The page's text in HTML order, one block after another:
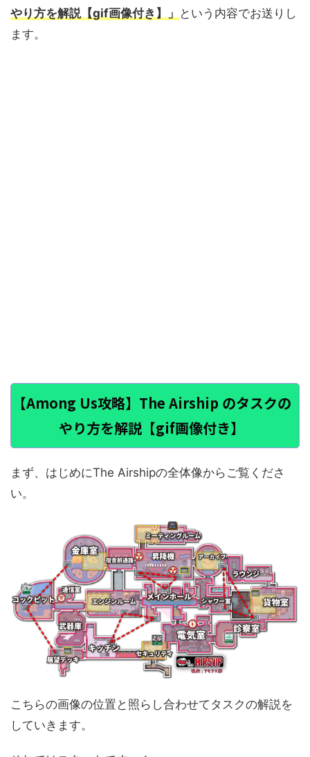
やり方を解説【gif画像付き】」 という内容でお送りし
ます。
【Among Us攻略】The Airship のタスクの
やり方を解説【gif画像付き】
まず、はじめにThe Airshipの全体像からご覧くださ
い。
こちらの画像の位置と照らし合わせてタスクの解説を
していきます。